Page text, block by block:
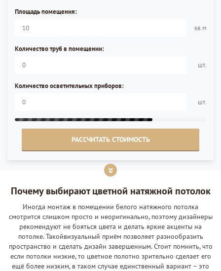
Площадь помещения:
кв.м
Количество труб в помещении:
шт.
Количество осветительных приборов:
шт.
РАССЧИТАТЬ СТОИМОСТЬ
Почему выбирают цветной натяжной потолок
Иногда монтаж в помещении белого натяжного потолка
смотрится слишком просто и неоригинально, поэтому дизайнеры
рекомендуют не бояться цвета и делать яркие акценты на
потолке. Такойвизуальный приём позволяет разнообразить
пространство и сделать дизайн завершенным. Стоит помнить, что
если потолки низкие, то цветное полотно зрительно сделает его
ещё более низким, в таком случае единственный вариант – это